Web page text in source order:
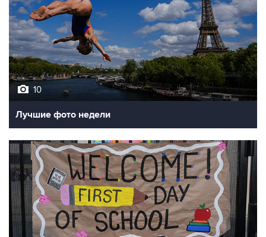
10
Лучшие фото недели